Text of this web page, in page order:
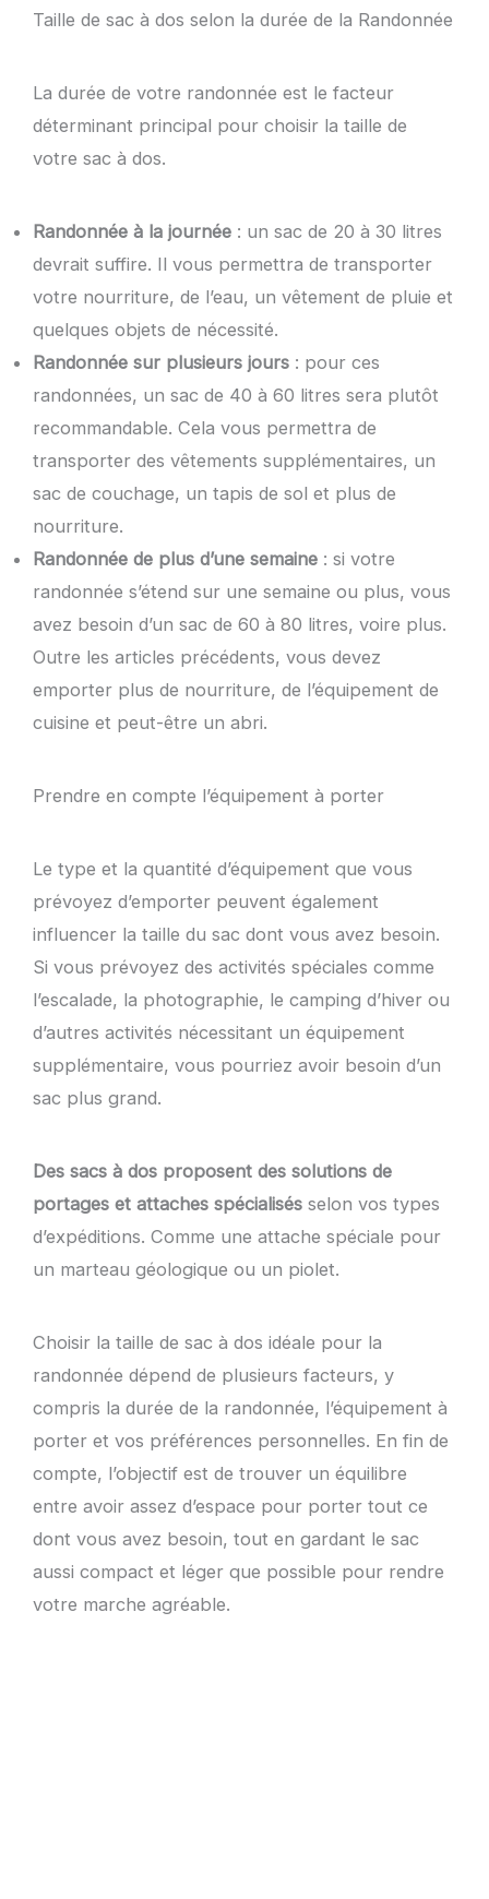
Taille de sac à dos selon la durée de la Randonnée
La durée de votre randonnée est le facteur
déterminant principal pour choisir la taille de
votre sac à dos.
Randonnée à la journée : un sac de 20 à 30 litres
devrait suffire. Il vous permettra de transporter
votre nourriture, de l’eau, un vêtement de pluie et
quelques objets de nécessité.
Randonnée sur plusieurs jours : pour ces
randonnées, un sac de 40 à 60 litres sera plutôt
recommandable. Cela vous permettra de
transporter des vêtements supplémentaires, un
sac de couchage, un tapis de sol et plus de
nourriture.
Randonnée de plus d’une semaine : si votre
randonnée s’étend sur une semaine ou plus, vous
avez besoin d’un sac de 60 à 80 litres, voire plus.
Outre les articles précédents, vous devez
emporter plus de nourriture, de l’équipement de
cuisine et peut-être un abri.
Prendre en compte l’équipement à porter
Le type et la quantité d’équipement que vous
prévoyez d’emporter peuvent également
influencer la taille du sac dont vous avez besoin.
Si vous prévoyez des activités spéciales comme
l’escalade, la photographie, le camping d’hiver ou
d’autres activités nécessitant un équipement
supplémentaire, vous pourriez avoir besoin d’un
sac plus grand.
Des sacs à dos proposent des solutions de
portages et attaches spécialisés selon vos types
d’expéditions. Comme une attache spéciale pour
un marteau géologique ou un piolet.
Choisir la taille de sac à dos idéale pour la
randonnée dépend de plusieurs facteurs, y
compris la durée de la randonnée, l’équipement à
porter et vos préférences personnelles. En fin de
compte, l’objectif est de trouver un équilibre
entre avoir assez d’espace pour porter tout ce
dont vous avez besoin, tout en gardant le sac
aussi compact et léger que possible pour rendre
votre marche agréable.